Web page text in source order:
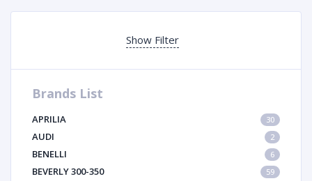
Show Filter
Brands List
APRILIA 30
AUDI 2
BENELLI 6
BEVERLY 300-350 59